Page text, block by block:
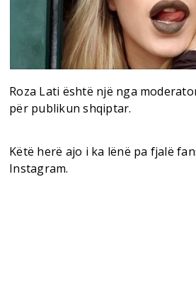
Roza Lati është një nga
për publikun shqiptar.
Këtë herë ajo i ka lënë pa fjalë
Instagram.